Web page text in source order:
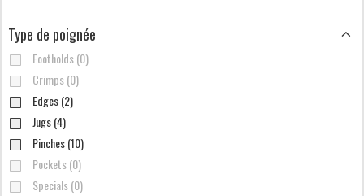
Type de poignée
Footholds (0)
Crimps (0)
Edges (2)
Jugs (4)
Pinches (10)
Pockets (0)
Specials (0)